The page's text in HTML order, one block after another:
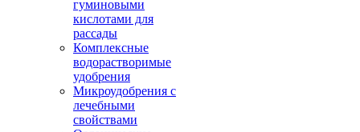
гуминовыми
кислотами для
рассады
Комплексные
водорастворимые
удобрения
Микроудобрения с
лечебными
свойствами